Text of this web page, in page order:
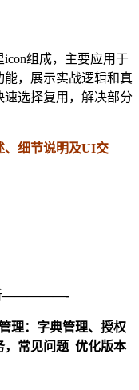
组成，主要应用于
，展示实战逻辑和真
选择复用，解决部分
、细节说明及UI交
—————-
理：字典管理、授权
，常见问题 优化版本